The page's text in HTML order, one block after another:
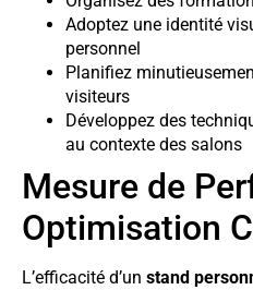
Adoptez une identité
personnel
Planifiez
visiteurs
Développez des
au contexte des salons
Mesure de
Optimisation
L’efficacité d’un stand